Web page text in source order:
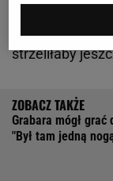
czerwonej
bardzo
strzeliłaby
Grabara mógł
"Był tam jedną